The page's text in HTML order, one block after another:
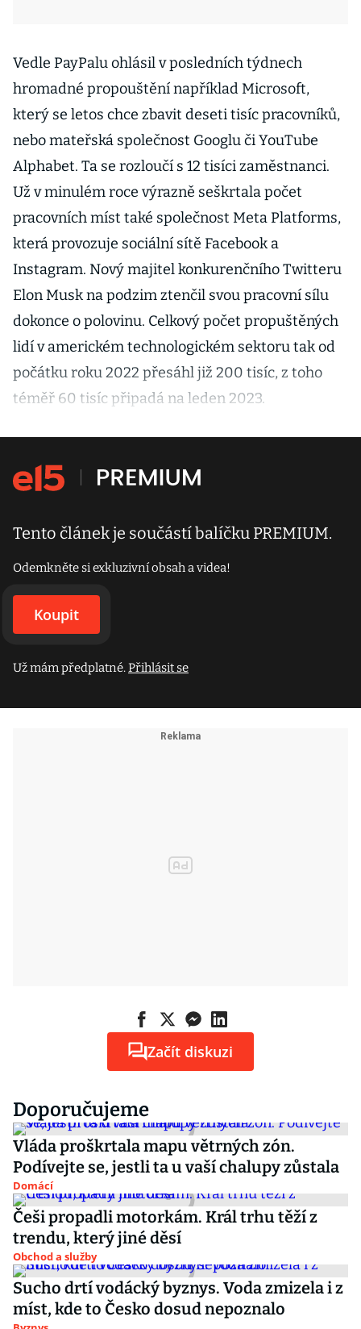
Vedle PayPalu ohlásil v posledních týdnech
hromadné propouštění například Microsoft,
který se letos chce zbavit deseti tisíc pracovníků,
nebo mateřská společnost Googlu či YouTube
Alphabet. Ta se rozloučí s 12 tisíci zaměstnanci.
Už v minulém roce výrazně seškrtala počet
pracovních míst také společnost Meta Platforms,
která provozuje sociální sítě Facebook a
Instagram. Nový majitel konkurenčního Twitteru
Elon Musk na podzim ztenčil svou pracovní sílu
dokonce o polovinu. Celkový počet propuštěných
lidí v americkém technologickém sektoru tak od
počátku roku 2022 přesáhl již 200 tisíc, z toho
téměř 60 tisíc připadá na leden 2023.
Tento článek je součástí balíčku PREMIUM.
Odemkněte si exkluzivní obsah a videa!
Koupit
Už mám předplatné.Přihlásit se
Začít diskuzi
Doporučujeme
Vláda proškrtala mapu větrných zón.
Podívejte se, jestli ta u vaší chalupy zůstala
Domácí
Češi propadli motorkám. Král trhu těží z
trendu, který jiné děsí
Obchod a služby
Sucho drtí vodácký byznys. Voda zmizela i z
míst, kde to Česko dosud nepoznalo